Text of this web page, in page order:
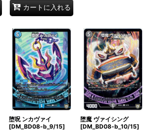
カートに入れる
堕呪 ンカヴァイ
[DM_BD08-b_9/15]
堕魔 ヴァイシング
[DM_BD08-b_10/15]